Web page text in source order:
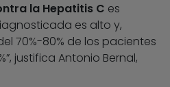
la Hepatitis C es
es alto y,
70%-80% de los pacientes
justifica Antonio Bernal,